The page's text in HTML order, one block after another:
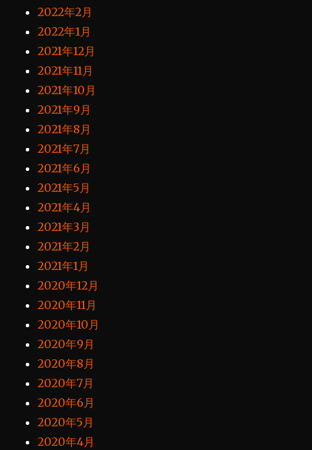
2022年2月
2022年1月
2021年12月
2021年11月
2021年10月
2021年9月
2021年8月
2021年7月
2021年6月
2021年5月
2021年4月
2021年3月
2021年2月
2021年1月
2020年12月
2020年11月
2020年10月
2020年9月
2020年8月
2020年7月
2020年6月
2020年5月
2020年4月